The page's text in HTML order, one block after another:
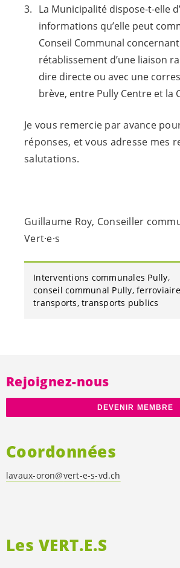
La Municipalité dispose-t-elle
informations qu’elle peut
Conseil Communal
rétablissement d’une liaison
dire directe ou avec une
brève, entre Pully Centre et la
Je vous remercie par avance
réponses, et vous adresse mes
salutations.
Guillaume Roy, Conseiller
Vert·e·s
Interventions communales Pully
conseil communal Pully ferroviaire
transports transports publics
Les VERT.E.S
Rejoignez-nous
DEVENIR MEMBRE
Coordonnées
lavaux-oron@vert-e-s-vd.ch